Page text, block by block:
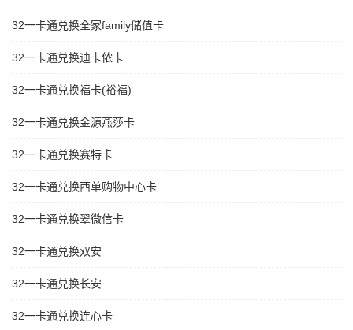
32一卡通兑换全家family储值卡
32一卡通兑换迪卡侬卡
32一卡通兑换福卡(裕福)
32一卡通兑换金源燕莎卡
32一卡通兑换赛特卡
32一卡通兑换西单购物中心卡
32一卡通兑换翠微信卡
32一卡通兑换双安
32一卡通兑换长安
32一卡通兑换连心卡